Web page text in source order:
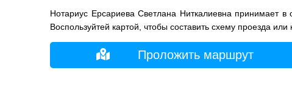
Нотариус Ерсариева Светлана Ниткалиевна принимает
Воспользуйтей картой, чтобы составить схему проезда
Проложить маршрут